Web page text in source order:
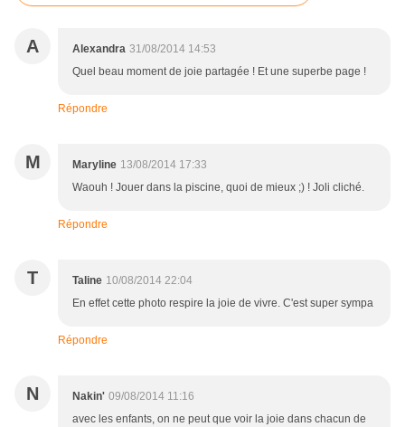
A Alexandra 31/08/2014 14:53
Quel beau moment de joie partagée ! Et une superbe page !
Répondre
M Maryline 13/08/2014 17:33
Waouh ! Jouer dans la piscine, quoi de mieux ;) ! Joli cliché.
Répondre
T Taline 10/08/2014 22:04
En effet cette photo respire la joie de vivre. C'est super sympa
Répondre
N Nakin' 09/08/2014 11:16
avec les enfants, on ne peut que voir la joie dans chacun de